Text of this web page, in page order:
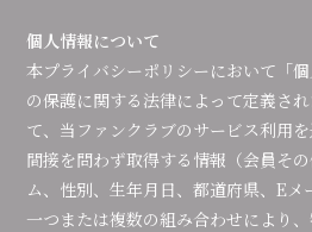
会員登録
個人情報について
本プライバシーポリシーにおいて「
の保護に関する法律によって定義さ
て、当ファンクラブのサービス利用
間接を問わず取得する情報（会員そ
ム、性別、生年月日、都道府県、Eメ
一つまたは複数の組み合わせにより